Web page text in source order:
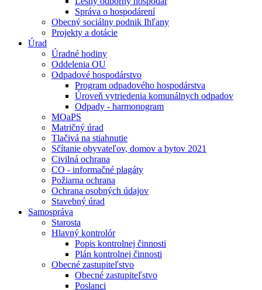
Správa o hospodárení
Obecný sociálny podnik Ihľany
Projekty a dotácie
Úrad
Úradné hodiny
Oddelenia OU
Odpadové hospodárstvo
Program odpadového hospodárstva
Úroveň vytriedenia komunálnych odpadov
Odpady - harmonogram
MOaPS
Matričný úrad
Tlačivá na stiahnutie
Sčítanie obyvateľov, domov a bytov 2021
Civilná ochrana
CO - informačné plagáty
Požiarna ochrana
Ochrana osobných údajov
Stavebný úrad
Samospráva
Starosta
Hlavný kontrolór
Popis kontrolnej činnosti
Plán kontrolnej činnosti
Obecné zastupiteľstvo
Obecné zastupiteľstvo
Poslanci